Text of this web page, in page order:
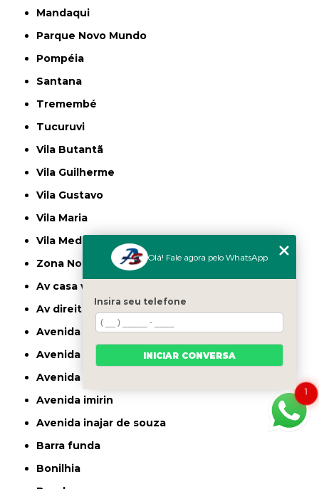
Mandaqui
Parque Novo Mundo
Pompéia
Santana
Tremembé
Tucuruvi
Vila Butantã
Vila Guilherme
Vila Gustavo
Vila Maria
Vila Medeiros
Zona Norte
av casa verde
av direitos humanos
avenida casa verde
avenida deputado emilio carlos
avenida engenheiro caetano alvares
avenida imirin
avenida inajar de souza
barra funda
bonilhia
1
Olá! Fale agora pelo WhatsApp
Insira seu telefone
INICIAR CONVERSA